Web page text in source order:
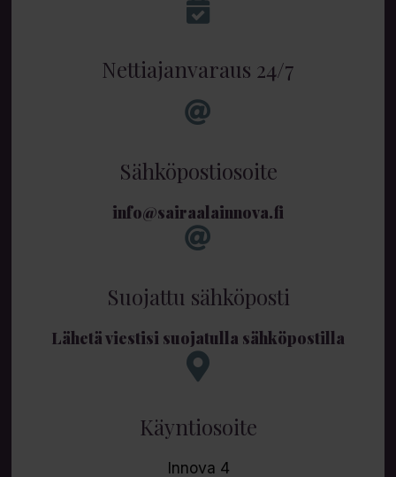
Nettiajanvaraus 24/7
Sähköpostiosoite
info@sairaalainnova.fi
Suojattu sähköposti
Lähetä viestisi suojatulla sähköpostilla
Käyntiosoite
Innova 4